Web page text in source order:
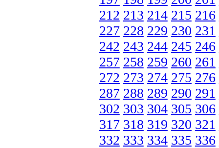
212 213 214 215 216
227 228 229 230 231
242 243 244 245 246
257 258 259 260 261
272 273 274 275 276
287 288 289 290 291
302 303 304 305 306
317 318 319 320 321
332 333 334 335 336